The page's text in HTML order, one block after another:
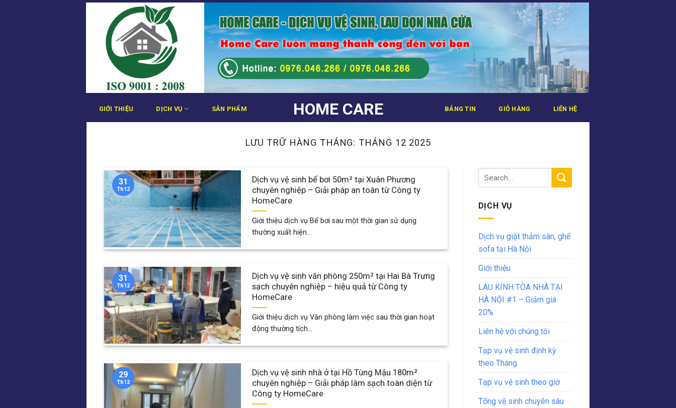
Bỏ
HOME CARE
GIỚI THIỆU DỊCH VỤ SẢN PHẨM BẢNG TIN GIỎ HÀNG LIÊN HỆ
LƯU TRỮ HÀNG THÁNG:THÁNG 12 2025
Dịch vụ vệ sinh bể bơi 50m² tại Xuân Phương
chuyên nghiệp – Giải pháp an toàn từ Công ty
HomeCare
Giới thiệu dịch vụ Bể bơi sau một thời gian sử dụng
thường xuất hiện...
31
Th12
Dịch vụ vệ sinh văn phòng 250m² tại Hai Bà Trưng
sạch chuyên nghiệp – hiệu quả từ Công ty
HomeCare
Giới thiệu dịch vụ Văn phòng làm việc sau thời gian hoạt
động thường tích...
31
Th12
Dịch vụ vệ sinh nhà ở tại Hồ Tùng Mậu 180m²
chuyên nghiệp – Giải pháp làm sạch toàn diện từ
Công ty HomeCare
29
Th12
DỊCH VỤ
Dịch vụ giặt thảm sàn, ghế
sofa tại Hà Nội
Giới thiệu
LAU KÍNH TÒA NHÀ TẠI
HÀ NỘI #1 – Giảm giá
20%
Liên hệ với chúng tôi
Tạp vụ vệ sinh định kỳ
theo Tháng
Tạp vụ vệ sinh theo giờ
Tổng vệ sinh chuyên sâu